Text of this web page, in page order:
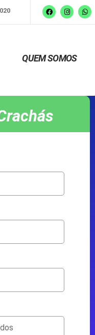
QUEM SOMOS